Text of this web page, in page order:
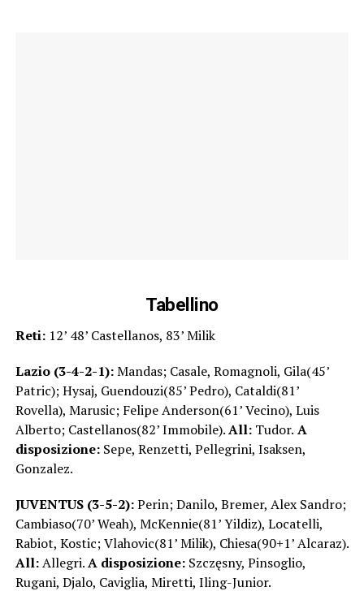
Tabellino
Reti: 12’ 48’ Castellanos, 83’ Milik
Lazio (3-4-2-1):Mandas; Casale, Romagnoli, Gila(45’
Patric); Hysaj, Guendouzi(85’ Pedro), Cataldi(81’
Rovella), Marusic; Felipe Anderson(61’ Vecino), Luis
Alberto; Castellanos(82’ Immobile).All: Tudor. A
disposizione: Sepe, Renzetti, Pellegrini, Isaksen,
Gonzalez.
JUVENTUS (3-5-2):Perin; Danilo, Bremer, Alex Sandro;
Cambiaso(70’ Weah), McKennie(81’ Yildiz), Locatelli,
Rabiot, Kostic; Vlahovic(81’ Milik), Chiesa(90+1’ Alcaraz).
All:Allegri.A disposizione: Szczęsny, Pinsoglio,
Rugani, Djalo, Caviglia, Miretti, Iling-Junior.